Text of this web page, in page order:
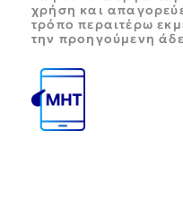
χρήση και
τρόπο περαιτέρω
την προηγούμενη